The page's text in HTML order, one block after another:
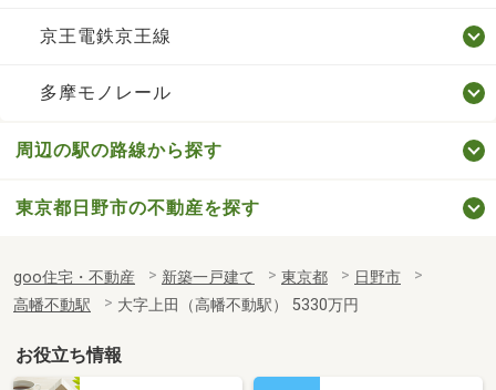
京王電鉄京王線
多摩モノレール
周辺の駅の路線から探す
東京都日野市の不動産を探す
goo住宅・不動産 新築一戸建て 東京都
日野市
高幡不動駅
大字上田（高幡不動駅） 5330万円
お役立ち情報